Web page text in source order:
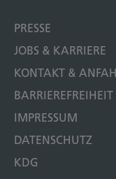
PRESSE
JOBS & KARRIERE
KONTAKT &
BARRIEREFREIHEIT
IMPRESSUM
DATENSCHUTZ
KDG